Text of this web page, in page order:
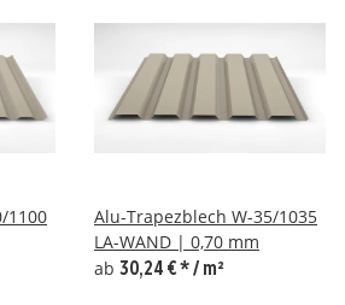
1100
Alu-Trapezblech W-35/1035
LA-WAND | 0,70 mm
ab 30,24 €*/ m²